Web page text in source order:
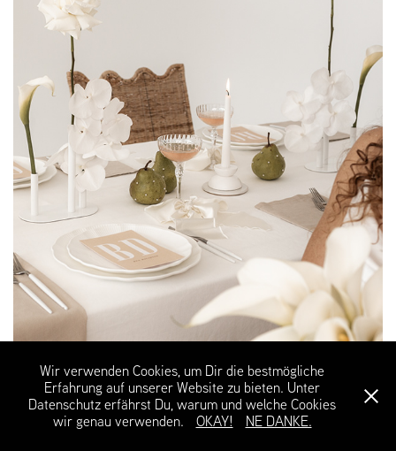
Wir verwenden Cookies, um Dir die bestmögliche
Erfahrung auf unserer Website zu bieten. Unter
Datenschutz erfährst Du, warum und welche Cookies
wir genau verwenden.
OKAY! NE DANKE.